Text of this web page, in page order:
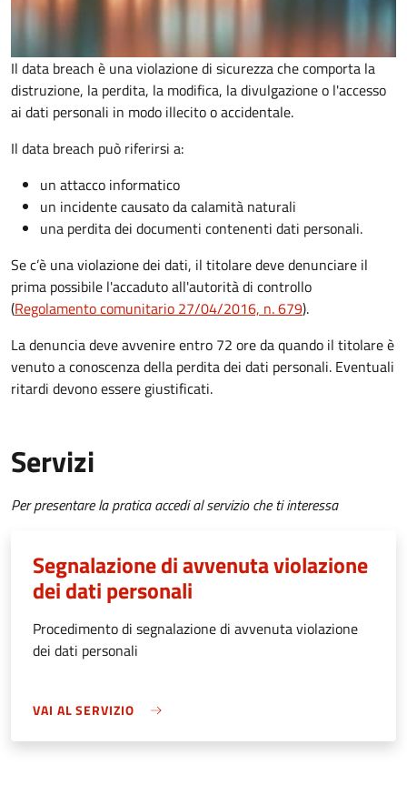
Il data breach è una violazione di sicurezza che comporta la
distruzione, la perdita, la modifica, la divulgazione o l'accesso
ai dati personali in modo illecito o accidentale.
Il data breach può riferirsi a:
un attacco informatico
un incidente causato da calamità naturali
una perdita dei documenti contenenti dati personali.
Se c’è una violazione dei dati, il titolare deve denunciare il
prima possibile l'accaduto all'autorità di controllo
(Regolamento comunitario 27/04/2016, n. 679).
La denuncia deve avvenire entro 72 ore da quando il titolare è
venuto a conoscenza della perdita dei dati personali. Eventuali
ritardi devono essere giustificati.
Servizi
Per presentare la pratica accedi al servizio che ti interessa
Segnalazione di avvenuta violazione
dei dati personali
Procedimento di segnalazione di avvenuta violazione
dei dati personali
VAI AL SERVIZIO